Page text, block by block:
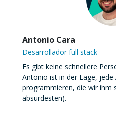
Antonio Cara
Desarrollador full stack
Es gibt keine schnellere
Antonio ist in der Lage, jede
programmieren, die wir ihm
absurdesten).